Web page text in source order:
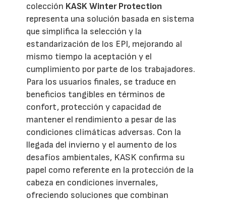
colección KASK Winter Protection
representa una solución basada en sistema
que simplifica la selección y la
estandarización de los EPI, mejorando al
mismo tiempo la aceptación y el
cumplimiento por parte de los trabajadores.
Para los usuarios finales, se traduce en
beneficios tangibles en términos de
confort, protección y capacidad de
mantener el rendimiento a pesar de las
condiciones climáticas adversas. Con la
llegada del invierno y el aumento de los
desafíos ambientales, KASK confirma su
papel como referente en la protección de la
cabeza en condiciones invernales,
ofreciendo soluciones que combinan